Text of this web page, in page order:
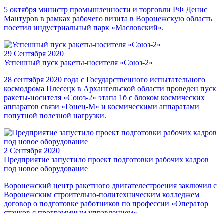
5 октября министр промышленности и торговли РФ Денис
Мантуров в рамках рабочего визита в Воронежскую область
посетил индустриальный парк «Масловский».
29 Сентября 2020
Успешный пуск ракеты-носителя «Союз-2»
28 сентября 2020 года с Государственного испытательного
космодрома Плесецк в Архангельской области проведен пуск
ракеты-носителя «Союз-2» этапа 1б с блоком космических
аппаратов связи «Гонец-М» и космическими аппаратами
попутной полезной нагрузки.
2 Сентября 2020
Предприятие запустило проект подготовки рабочих кадров
под новое оборудование
Воронежский центр ракетного двигателестроения заключил с
Воронежским строительно-политехническим колледжем
договор о подготовке работников по профессии «Оператор